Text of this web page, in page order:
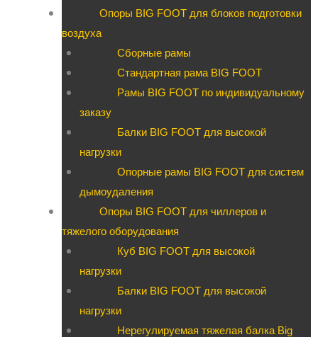
Опоры BIG FOOT для блоков подготовки
воздуха
Сборные рамы
Стандартная рама BIG FOOT
Рамы BIG FOOT по индивидуальному
заказу
Балки BIG FOOT для высокой
нагрузки
Опорные рамы BIG FOOT для систем
дымоудаления
Опоры BIG FOOT для чиллеров и
тяжелого оборудования
Куб BIG FOOT для высокой
нагрузки
Балки BIG FOOT для высокой
нагрузки
Нерегулируемая тяжелая балка Big